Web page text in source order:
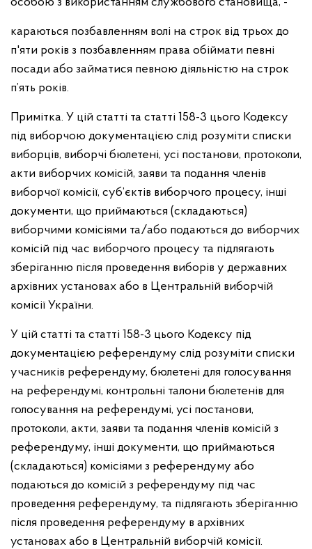
караються позбавленням волі на строк від трьох до
п'яти років з позбавленням права обіймати певні
посади або займатися певною діяльністю на строк
п’ять років.
Примітка. У цій статті та статті 158-3 цього Кодексу
під виборчою документацією слід розуміти списки
виборців, виборчі бюлетені, усі постанови, протоколи,
акти виборчих комісій, заяви та подання членів
виборчої комісії, суб’єктів виборчого процесу, інші
документи, що приймаються (складаються)
виборчими комісіями та/або подаються до виборчих
комісій під час виборчого процесу та підлягають
зберіганню після проведення виборів у державних
архівних установах або в Центральній виборчій
комісії України.
У цій статті та статті 158-3 цього Кодексу під
документацією референдуму слід розуміти списки
учасників референдуму, бюлетені для голосування
на референдумі, контрольні талони бюлетенів для
голосування на референдумі, усі постанови,
протоколи, акти, заяви та подання членів комісій з
референдуму, інші документи, що приймаються
(складаються) комісіями з референдуму або
подаються до комісій з референдуму під час
проведення референдуму, та підлягають зберіганню
після проведення референдуму в архівних
установах або в Центральній виборчій комісії.